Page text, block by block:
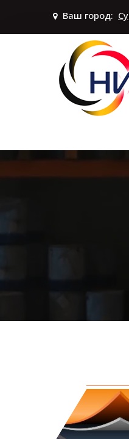
Ваш город: